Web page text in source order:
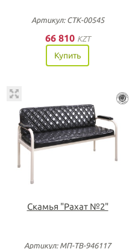
Артикул: СТК-00545
66 810 KZT
Купить
Скамья "Рахат №2"
Артикул: МП-ТВ-946117